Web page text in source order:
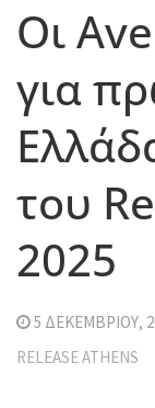
Οι
για
του
2025
5 ΔΕΚΕΜΒΡΊΟΥ,
RELEASE ATHENS